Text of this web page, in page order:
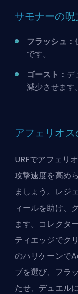
サモナーの呪
フラッシュ：
です。
ゴースト： デ
減少させます。
アフェリオス
URFでアフェリ
攻撃速度を高め
ましょう。レジ
ィールを助け、
ます。コレクタ
ティエッジでク
のハリケーンで
ブを選び、フラ
たせ、デュエル